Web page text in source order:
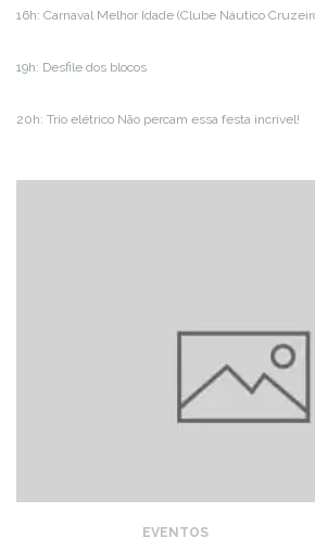
16h: Carnaval Melhor Idade (Clube Náutico
19h: Desfile dos blocos
20h: Trio elétrico Não percam essa festa incrível!
EVENTOS